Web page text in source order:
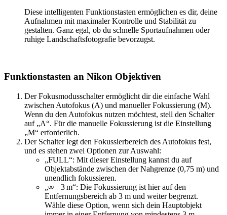
Diese intelligenten Funktionstasten ermöglichen es dir, deine
Aufnahmen mit maximaler Kontrolle und Stabilität zu
gestalten. Ganz egal, ob du schnelle Sportaufnahmen oder
ruhige Landschaftsfotografie bevorzugst.
Funktionstasten an Nikon Objektiven
Der Fokusmodusschalter ermöglicht dir die einfache Wahl
zwischen Autofokus (A) und manueller Fokussierung (M).
Wenn du den Autofokus nutzen möchtest, stell den Schalter
auf „A“. Für die manuelle Fokussierung ist die Einstellung
„M“ erforderlich.
Der Schalter legt den Fokussierbereich des Autofokus fest,
und es stehen zwei Optionen zur Auswahl:
„FULL“: Mit dieser Einstellung kannst du auf
Objektabstände zwischen der Nahgrenze (0,75 m) und
unendlich fokussieren.
„∞ – 3 m“: Die Fokussierung ist hier auf den
Entfernungsbereich ab 3 m und weiter begrenzt.
Wähle diese Option, wenn sich dein Hauptobjekt